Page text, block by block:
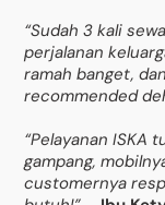
“Sudah 3 kali
perjalanan
ramah banget,
recommended
“Pelayanan ISKA
gampang,
customernya